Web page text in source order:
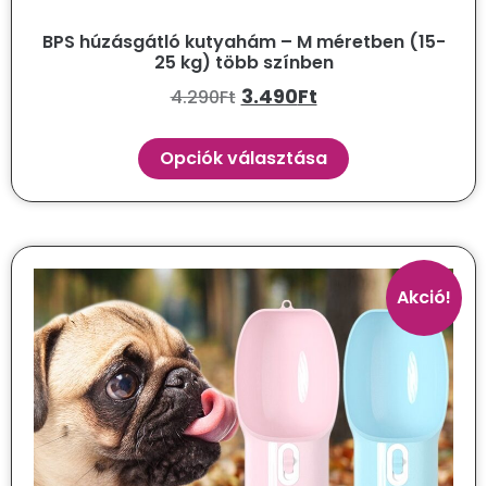
BPS húzásgátló kutyahám – M méretben (15-
25 kg) több színben
4.290Ft 3.490Ft
Opciók választása
Akció!